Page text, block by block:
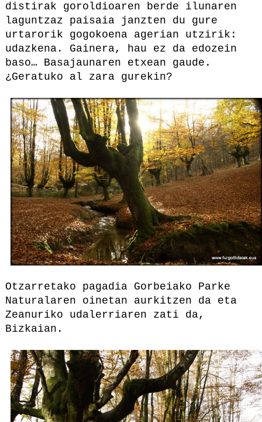
distirak goroldioaren berde ilunaren
laguntzaz paisaia janzten du gure
urtarorik gogokoena agerian utzirik:
udazkena. Gainera, hau ez da edozein
baso… Basajaunaren etxean gaude.
¿Geratuko al zara gurekin?
Otzarretako pagadia Gorbeiako Parke
Naturalaren oinetan aurkitzen da eta
Zeanuriko udalerriaren zati da,
Bizkaian.